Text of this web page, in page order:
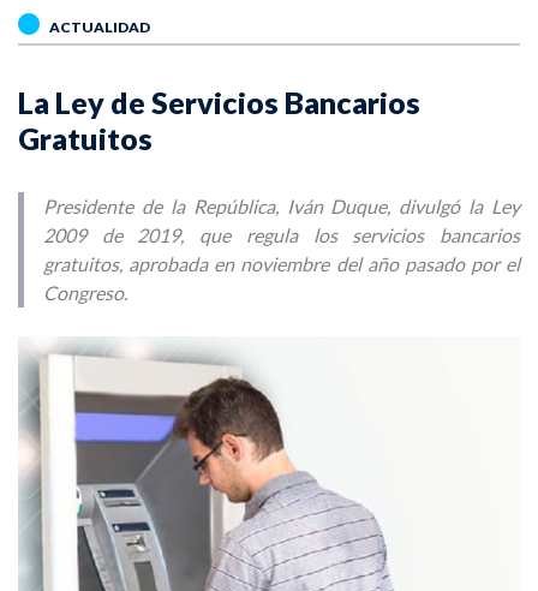
ACTUALIDAD
La Ley de Servicios Bancarios
Gratuitos
Presidente de la República, Iván Duque, divulgó la Ley
2009 de 2019, que regula los servicios bancarios
gratuitos, aprobada en noviembre del año pasado por el
Congreso.